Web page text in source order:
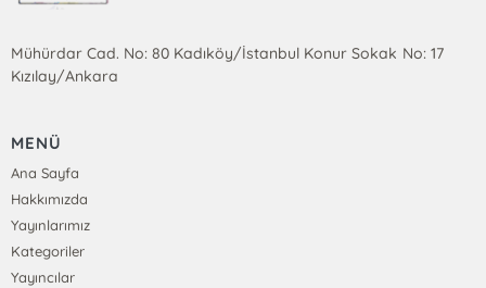
Mühürdar Cad. No: 80 Kadıköy/İstanbul Konur Sokak No: 17
Kızılay/Ankara
MENÜ
Ana Sayfa
Hakkımızda
Yayınlarımız
Kategoriler
Yayıncılar